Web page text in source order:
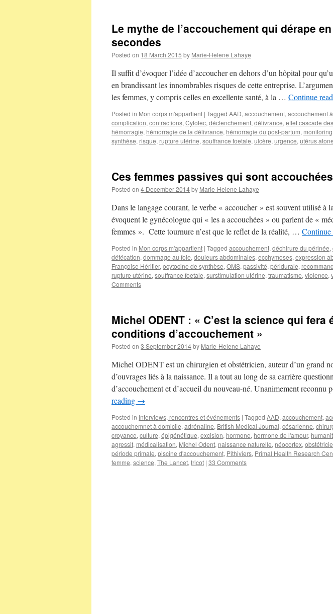
Le mythe de l’accouchement qui dérape
secondes
Posted on 18 March 2015 by Marie-Helene Lahaye
Il suffit d’évoquer l’idée d’accoucher en dehors d’un hôpital pour
en brandissant les innombrables risques de cette entreprise.
les femmes, y compris celles en excellente santé, à la … Continue
Posted in Mon corps m'appartient | Tagged AAD, accouchement, accouchement
complication, contractions, Cytotec, déclenchement, délivrance, effet cascade
hémorragie, hémorragie de la délivrance, hémorragie du post-partum, monitoring
synthèse, risque, rupture utérine, souffrance foetale, ulcère, urgence, utérus atone
Ces femmes passives qui sont accouchées
Posted on 4 December 2014by Marie-Helene Lahaye
Dans le langage courant, le verbe « accoucher » est souvent utilisé à
évoquent le gynécologue qui « les a accouchées » ou parlent de «
femmes ». Cette tournure n’est que le reflet de la réalité, … Continue
Posted in Mon corps m'appartient | Tagged accouchement, déchirure du périnée,
défécation, dommage au foie, douleurs abdominales, ecchymoses, expression
Françoise Héritier, ocytocine de synthèse, OMS, passivité, péridurale,
rupture utérine, souffrance foetale, surstimulation utérine, traumatisme, violence,
Comments
Michel ODENT : « C’est la science qui fera
conditions d’accouchement »
Posted on 3 September 2014by Marie-Helene Lahaye
Michel ODENT est un chirurgien et obstétricien, auteur d’un grand
d’ouvrages liés à la naissance. Il a tout au long de sa carrière
d’accouchement et d’accueil du nouveau-né. Unanimement reconnu
reading →
Posted in Interviews, rencontres et événements | Tagged AAD, accouchement,
accouchemnet à domicile, adrénaline, British Medical Journal, césarienne,
croyance, culture, épigénétique, excision, hormone, hormone de l'amour,
agressif, médicalisation, Michel Odent, naissance naturelle, néocortex,
période primale, piscine d'accouchement, Pithiviers, Primal Health Research
femme, science, The Lancet, tricot | 33 Comments